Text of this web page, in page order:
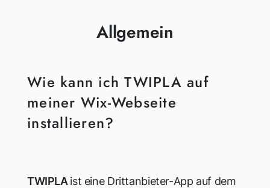
Allgemein
Wie kann ich TWIPLA auf
meiner Wix-Webseite
installieren?
TWIPLA ist eine Drittanbieter-App auf dem